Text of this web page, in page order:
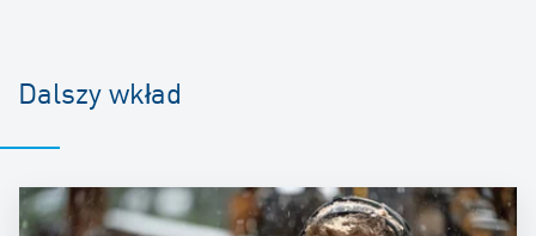
Dalszy wkład